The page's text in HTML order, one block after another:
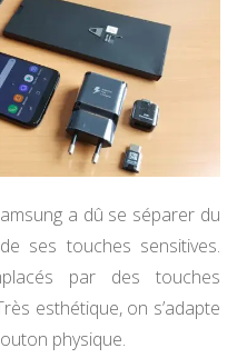
a dû se séparer du
ses touches sensitives.
par des touches
esthétique, on s’adapte
physique.